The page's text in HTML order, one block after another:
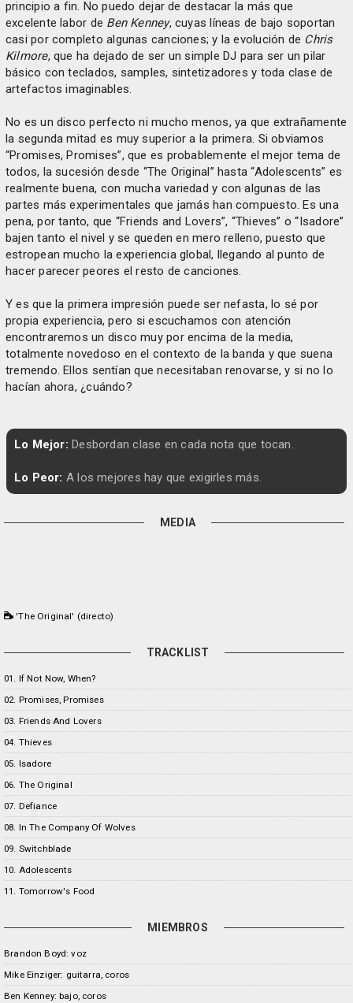
principio a fin. No puedo dejar de destacar la más que
excelente labor de Ben Kenney, cuyas líneas de bajo soportan
casi por completo algunas canciones; y la evolución de Chris
Kilmore, que ha dejado de ser un simple DJ para ser un pilar
básico con teclados, samples, sintetizadores y toda clase de
artefactos imaginables.
No es un disco perfecto ni mucho menos, ya que extrañamente
la segunda mitad es muy superior a la primera. Si obviamos
“Promises, Promises”, que es probablemente el mejor tema de
todos, la sucesión desde “The Original” hasta “Adolescents” es
realmente buena, con mucha variedad y con algunas de las
partes más experimentales que jamás han compuesto. Es una
pena, por tanto, que “Friends and Lovers”, “Thieves” o “Isadore”
bajen tanto el nivel y se queden en mero relleno, puesto que
estropean mucho la experiencia global, llegando al punto de
hacer parecer peores el resto de canciones.
Y es que la primera impresión puede ser nefasta, lo sé por
propia experiencia, pero si escuchamos con atención
encontraremos un disco muy por encima de la media,
totalmente novedoso en el contexto de la banda y que suena
tremendo. Ellos sentían que necesitaban renovarse, y si no lo
hacían ahora, ¿cuándo?
Lo Mejor: Desbordan clase en cada nota que tocan.
Lo Peor: A los mejores hay que exigirles más.
MEDIA
'The Original' (directo)
TRACKLIST
01. If Not Now, When?
02. Promises, Promises
03. Friends And Lovers
04. Thieves
05. Isadore
06. The Original
07. Defiance
08. In The Company Of Wolves
09. Switchblade
10. Adolescents
11. Tomorrow's Food
MIEMBROS
Brandon Boyd: voz
Mike Einziger: guitarra, coros
Ben Kenney: bajo, coros